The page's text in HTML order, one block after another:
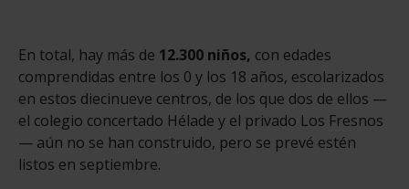
En total, hay más de 12.300 niños, con edades
comprendidas entre los 0 y los 18 años, escolarizados
en estos diecinueve centros, de los que dos de ellos —
el colegio concertado Hélade y el privado Los Fresnos
— aún no se han construido, pero se prevé estén
listos en septiembre.